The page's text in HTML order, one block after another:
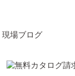
現場ブログ